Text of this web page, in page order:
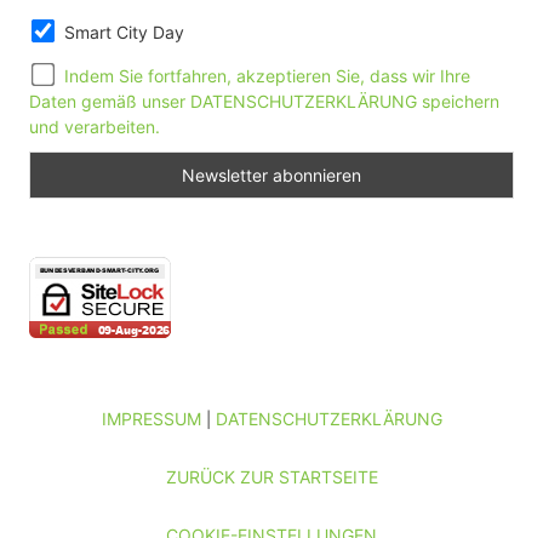
Smart City Day
Indem Sie fortfahren, akzeptieren Sie, dass wir Ihre
Daten gemäß unser DATENSCHUTZERKLÄRUNG speichern
und verarbeiten.
IMPRESSUM| DATENSCHUTZERKLÄRUNG
ZURÜCK ZUR STARTSEITE